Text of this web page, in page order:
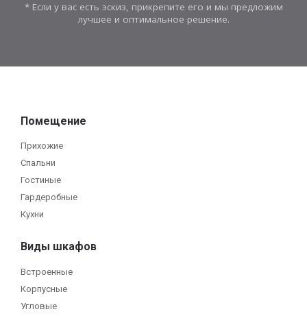
* Если у вас есть эскиз, прикрепите его и мы предложим
лучшее и оптимальное решение.
Помещение
Прихожие
Спальни
Гостиные
Гардеробные
Кухни
Виды шкафов
Встроенные
Корпусные
Угловые